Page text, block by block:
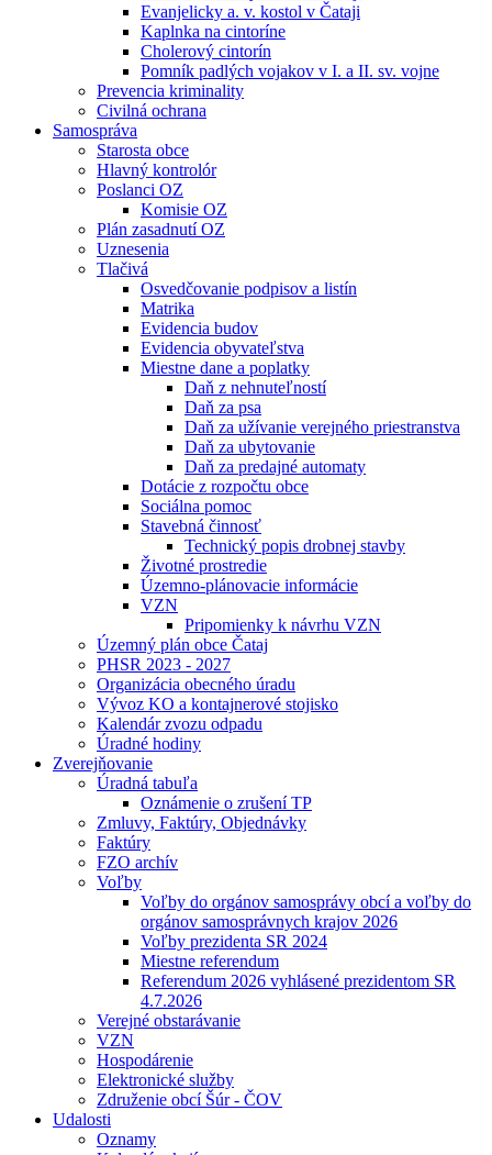
Evanjelicky a. v. kostol v Čataji
Kaplnka na cintoríne
Cholerový cintorín
Pomník padlých vojakov v I. a II. sv. vojne
Prevencia kriminality
Civilná ochrana
Samospráva
Starosta obce
Hlavný kontrolór
Poslanci OZ
Komisie OZ
Plán zasadnutí OZ
Uznesenia
Tlačivá
Osvedčovanie podpisov a listín
Matrika
Evidencia budov
Evidencia obyvateľstva
Miestne dane a poplatky
Daň z nehnuteľností
Daň za psa
Daň za užívanie verejného priestranstva
Daň za ubytovanie
Daň za predajné automaty
Dotácie z rozpočtu obce
Sociálna pomoc
Stavebná činnosť
Technický popis drobnej stavby
Životné prostredie
Územno-plánovacie informácie
VZN
Pripomienky k návrhu VZN
Územný plán obce Čataj
PHSR 2023 - 2027
Organizácia obecného úradu
Vývoz KO a kontajnerové stojisko
Kalendár zvozu odpadu
Úradné hodiny
Zverejňovanie
Úradná tabuľa
Oznámenie o zrušení TP
Zmluvy, Faktúry, Objednávky
Faktúry
FZO archív
Voľby
Voľby do orgánov samosprávy obcí a voľby do
orgánov samosprávnych krajov 2026
Voľby prezidenta SR 2024
Miestne referendum
Referendum 2026 vyhlásené prezidentom SR
4.7.2026
Verejné obstarávanie
VZN
Hospodárenie
Elektronické služby
Združenie obcí Šúr - ČOV
Udalosti
Oznamy